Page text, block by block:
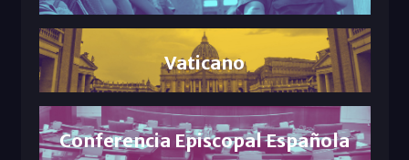
Vaticano
Conferencia Episcopal Española